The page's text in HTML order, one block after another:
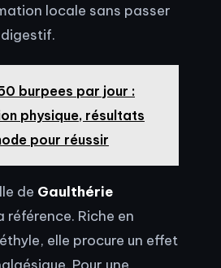
locale sans passer
burpees par jour :
physique, résultats
pour réussir
de Gaulthérie
référence. Riche en
elle procure un effet
Pour une